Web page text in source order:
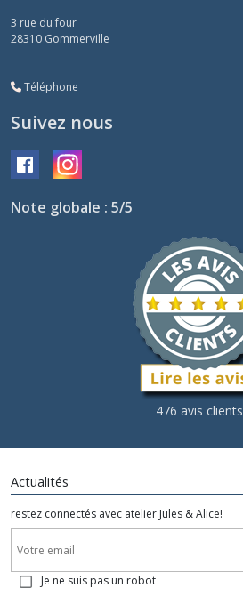
3 rue du four
28310 Gommerville
Téléphone
Suivez nous
Note globale : 5/5
476 avis clients
Actualités
restez connectés avec atelier Jules & Alice!
Je ne suis pas un robot